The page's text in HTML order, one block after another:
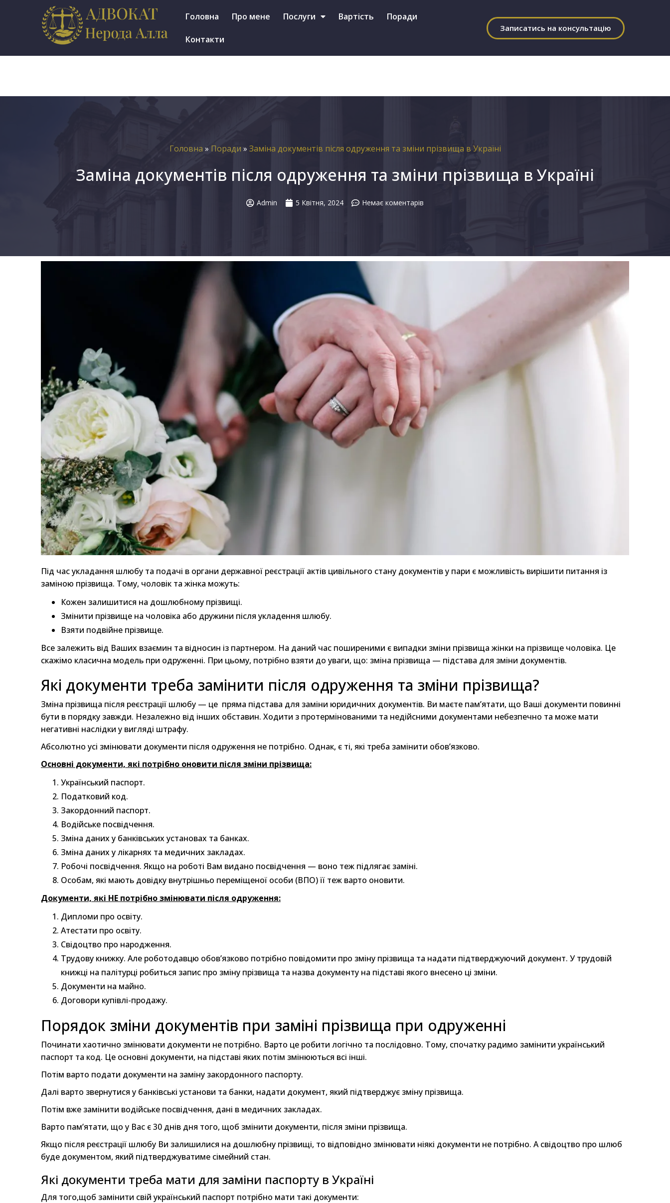
м.Ірпінь, вул. Мінеральна 7е, оф. 1002
+38 (097)-587-46-79 (Viber, Telegram, WhatsApp)
Пн.-Пт.: 9.30-17.30
Головна Про мене Послуги Вартість Поради
Контакти
Записатись на консультацію
Головна » Поради » Заміна документів після одруження та зміни прізвища в Україні
Заміна документів після одруження та зміни прізвища в Україні
Admin 5 Квітня, 2024 Немає коментарів
Під час укладання шлюбу та подачі в органи державної реєстрації актів цивільного стану документів у пари є можливість вирішити питання із
заміною прізвища. Тому, чоловік та жінка можуть:
Кожен залишитися на дошлюбному прізвищі.
Змінити прізвище на чоловіка або дружини після укладення шлюбу.
Взяти подвійне прізвище.
Все залежить від Ваших взаємин та відносин із партнером. На даний час поширеними є випадки зміни прізвища жінки на прізвище чоловіка. Це
скажімо класична модель при одруженні. При цьому, потрібно взяти до уваги, що: зміна прізвища — підстава для зміни документів.
Які документи треба замінити після одруження та зміни прізвища?
Зміна прізвища після реєстрації шлюбу — це пряма підстава для заміни юридичних документів. Ви маєте пам’ятати, що Ваші документи повинні
бути в порядку завжди. Незалежно від інших обставин. Ходити з протермінованими та недійсними документами небезпечно та може мати
негативні наслідки у вигляді штрафу.
Абсолютно усі змінювати документи після одруження не потрібно. Однак, є ті, які треба замінити обов’язково.
Основні документи, які потрібно оновити після зміни прізвища:
Український паспорт.
Податковий код.
Закордонний паспорт.
Водійське посвідчення.
Зміна даних у банківських установах та банках.
Зміна даних у лікарнях та медичних закладах.
Робочі посвідчення. Якщо на роботі Вам видано посвідчення — воно теж підлягає заміні.
Особам, які мають довідку внутрішньо переміщеної особи (ВПО) її теж варто оновити.
Документи, які НЕ потрібно змінювати після одруження:
Дипломи про освіту.
Атестати про освіту.
Свідоцтво про народження.
Трудову книжку. Але роботодавцю обов’язково потрібно повідомити про зміну прізвища та надати підтверджуючий документ. У трудовій
книжці на палітурці робиться запис про зміну прізвища та назва документу на підставі якого внесено ці зміни.
Документи на майно.
Договори купівлі-продажу.
Порядок зміни документів при заміні прізвища при одруженні
Починати хаотично змінювати документи не потрібно. Варто це робити логічно та послідовно. Тому, спочатку радимо замінити український
паспорт та код. Це основні документи, на підставі яких потім змінюються всі інші.
Потім варто подати документи на заміну закордонного паспорту.
Далі варто звернутися у банківські установи та банки, надати документ, який підтверджує зміну прізвища.
Потім вже замінити водійське посвідчення, дані в медичних закладах.
Варто пам’ятати, що у Вас є 30 днів дня того, щоб змінити документи, після зміни прізвища.
Якщо після реєстрації шлюбу Ви залишилися на дошлюбну прізвищі, то відповідно змінювати ніякі документи не потрібно. А свідоцтво про шлюб
буде документом, який підтверджуватиме сімейний стан.
Які документи треба мати для заміни паспорту в Україні
Для того,щоб замінити свій український паспорт потрібно мати такі документи: